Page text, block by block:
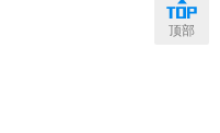
，依靠弹性橡胶膜片与气
传统平板闸门、堰门易堵
行业痛点，现已成为海绵
顶部